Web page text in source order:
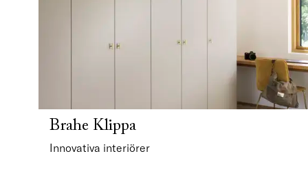
Brahe Klippa
Innovativa interiörer